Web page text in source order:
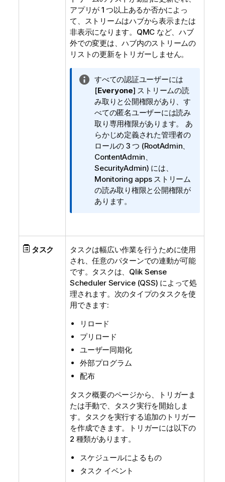
アプリが 1 つ以上あるか否かによっ
て、ストリームはハブから表示または
非表示になります。 QMC など、ハブ
外での変更は、ハブ内のストリームの
リストの更新をトリガーしません。
情
報
メ
モ
すべての認証ユーザーには
[Everyone] ストリームの読
み取りと公開権限があり、す
べての匿名ユーザーには読み
取り専用権限があります。 あ
らかじめ定義された管理者の
ロールの 3 つ (RootAdmin、
ContentAdmin、
SecurityAdmin) には、
Monitoring apps ストリーム
の読み取り権限と公開権限が
あります。
タスク
タスクは幅広い作業を行うために使用
され、任意のパターンでの連動が可能
です。タスクは、 Qlik Sense
Scheduler Service(QSS) によって処
理されます。次のタイプのタスクを使
用できます:
リロード
プリロード
ユーザー同期化
外部プログラム
配布
タスク概要のページから、トリガーま
たは手動で、タスク実行を開始しま
す。タスクを実行する追加のトリガー
を作成できます。トリガーには以下の
2 種類があります。
スケジュールによるもの
タスク イベント